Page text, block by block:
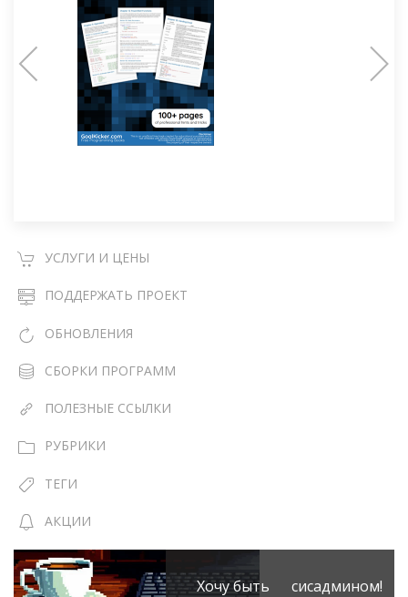
УСЛУГИ И ЦЕНЫ
ПОДДЕРЖАТЬ ПРОЕКТ
ОБНОВЛЕНИЯ
СБОРКИ ПРОГРАММ
ПОЛЕЗНЫЕ ССЫЛКИ
РУБРИКИ
ТЕГИ
АКЦИИ
Хочу быть сисадмином!